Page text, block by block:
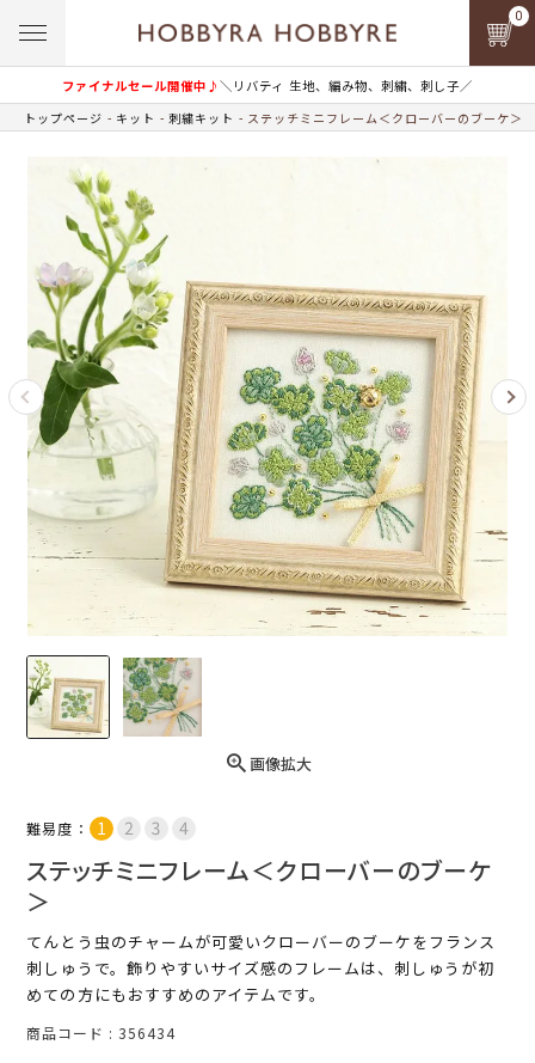
ファイナルセール開催中♪＼リバティ 生地、編み物、刺繍、刺し子／
0
トップページ キット 刺繍キット ステッチミニフレーム＜クローバーのブーケ＞
画像拡大
難易度：
ステッチミニフレーム＜クローバーのブーケ
＞
てんとう虫のチャームが可愛いクローバーのブーケをフランス
刺しゅうで。飾りやすいサイズ感のフレームは、刺しゅうが初
めての方にもおすすめのアイテムです。
商品コード 356434